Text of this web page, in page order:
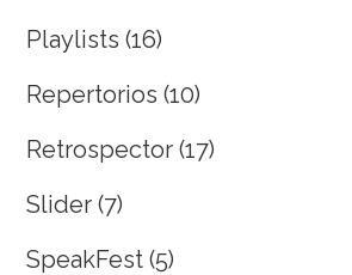
Playlists (16)
Repertorios (10)
Retrospector (17)
Slider (7)
SpeakFest (5)